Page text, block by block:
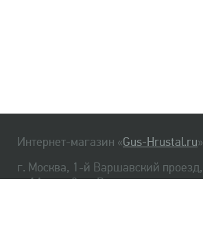
Интернет-магазин «Gus-Hrustal.ru»
г. Москва, 1-й Варшавский проезд,
д. 1А, стр. 3, м. Варшавская